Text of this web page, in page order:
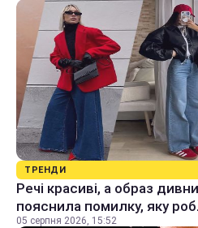
ТРЕНДИ
Речі красиві, а образ
пояснила помилку, яку
05 серпня 2026, 15:52